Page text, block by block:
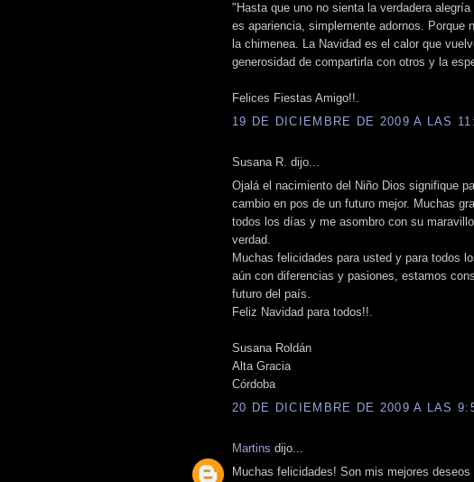
"Hasta que uno no sienta la verdadera
es apariencia, simplemente adornos. Porque
la chimenea. La Navidad es el calor que
generosidad de compartirla con otros y la
Felices Fiestas Amigo!!.
19 DE DICIEMBRE DE 2009 A LAS
Susana R. dijo...
Ojalá el nacimiento del Niño Dios signifique
cambio en pos de un futuro mejor. Muchas
todos los días y me asombro con su
verdad.
Muchas felicidades para usted y para todos
aún con diferencias y pasiones, estamos
futuro del país.
Feliz Navidad para todos!!.
Susana Roldán
Alta Gracia
Córdoba
20 DE DICIEMBRE DE 2009 A LAS
Martins dijo...
Muchas felicidades! Son mis mejores